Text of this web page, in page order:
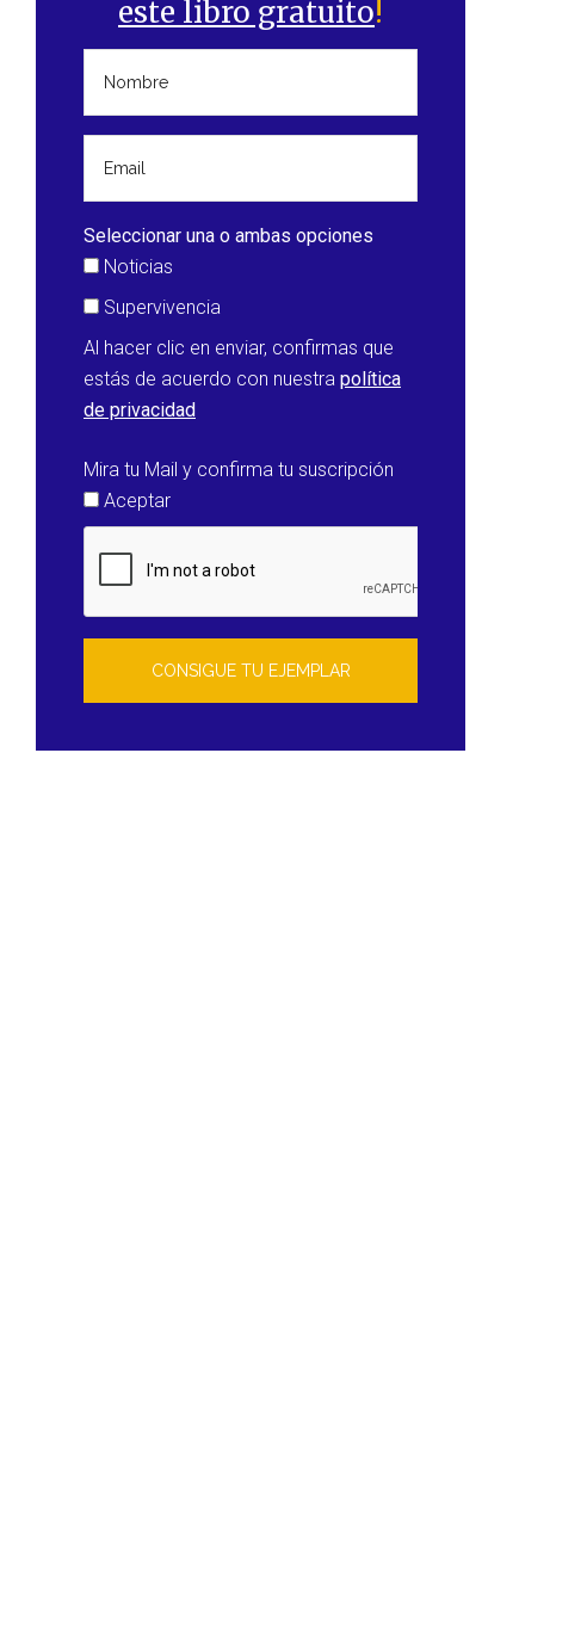
este libro gratuito!
Seleccionar una o ambas opciones
Noticias
Supervivencia
Al hacer clic en enviar, confirmas que
estás de acuerdo con nuestra política
de privacidad
Mira tu Mail y confirma tu suscripción
Aceptar